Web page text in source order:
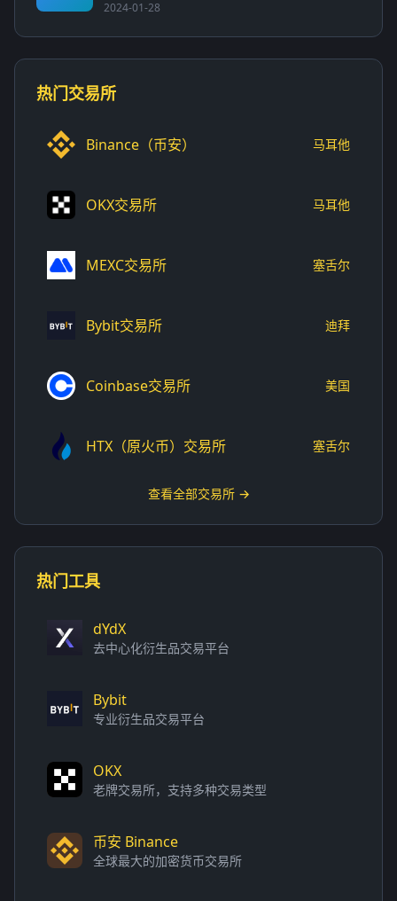
2024-01-28
热门交易所
Binance（币安） 马耳他
OKX交易所 马耳他
MEXC交易所 塞舌尔
Bybit交易所 迪拜
Coinbase交易所 美国
HTX（原火币）交易所 塞舌尔
查看全部交易所 →
热门工具
dYdX
去中心化衍生品交易平台
Bybit
专业衍生品交易平台
OKX
老牌交易所，支持多种交易类型
币安 Binance
全球最大的加密货币交易所